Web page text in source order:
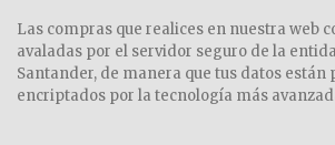
Las compras que realices en nuestra web
avaladas por el servidor seguro de la
Santander, de manera que tus datos están
encriptados por la tecnología más